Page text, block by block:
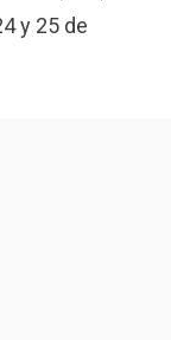
y 25 de